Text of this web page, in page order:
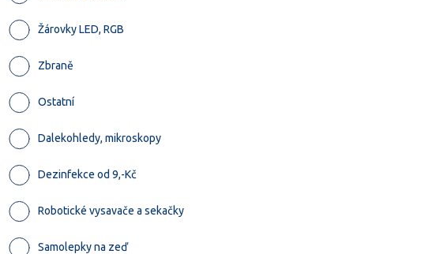
Žárovky LED, RGB
Zbraně
Ostatní
Dalekohledy, mikroskopy
Dezinfekce od 9,-Kč
Robotické vysavače a sekačky
Samolepky na zeď